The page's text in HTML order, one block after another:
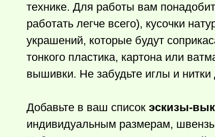
технике. Для работы вам
работать легче всего), кусочки
украшений, которые будут
тонкого пластика, картона или
вышивки. Не забудьте иглы и
Добавьте в ваш список эскизы-
индивидуальным размерам,